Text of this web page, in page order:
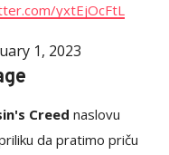
yxtEjOcFtL
1, 2023
Creed naslovu
da pratimo priču